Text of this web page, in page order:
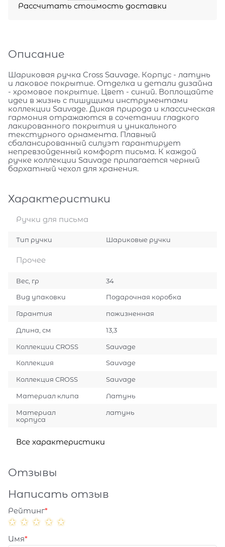
Рассчитать стоимость доставки
Описание
Шариковая ручка Cross Sauvage. Корпус - латунь
и лаковое покрытие. Отделка и детали дизайна
- хромовое покрытие. Цвет - синий. Воплощайте
идеи в жизнь с пишущими инструментами
коллекции Sauvage. Дикая природа и классическая
гармония отражаются в сочетании гладкого
лакированного покрытия и уникального
текстурного орнамента. Плавный
сбалансированный силуэт гарантирует
непревзойденный комфорт письма. К каждой
ручке коллекции Sauvage прилагается черный
бархатный чехол для хранения.
Характеристики
Ручки для письма
Тип ручки Шариковые ручки
Прочее
Вес, гр 34
Вид упаковки Подарочная коробка
Гарантия пожизненная
Длина, см 13,3
Коллекции CROSS Sauvage
Коллекция Sauvage
Коллекция CROSS Sauvage
Материал клипа Латунь
Материал
корпуса
латунь
Все характеристики
Отзывы
Написать отзыв
Рейтинг
Имя